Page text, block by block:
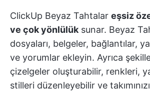
ClickUp Beyaz Tahtalar eşsiz
ve çok yönlülüksunar. Beyaz
dosyaları, belgeler, bağlantılar,
ve yorumlar ekleyin. Ayrıca
çizelgeler oluşturabilir, renkleri,
stilleri düzenleyebilir ve